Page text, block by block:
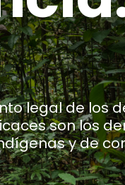
legal de los
son los
y de